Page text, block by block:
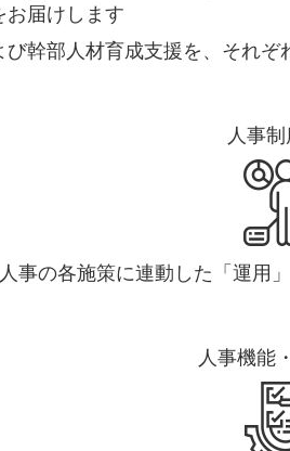
お届けします
幹部人材育成支援を、それぞ
人事
人事の各施策に連動した「運用
人事機能